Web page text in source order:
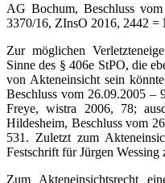
AG Bochum, Beschluss
3370/16, ZInsO 2016, 2442
Zur möglichen
Sinne des § 406e StPO, die
von Akteneinsicht sein
Beschluss vom 26.09.2005 –
Freye, wistra 2006, 78;
Hildesheim, Beschluss vom
531. Zuletzt zum
Festschrift für Jürgen
Zum Akteneinsichtsrecht